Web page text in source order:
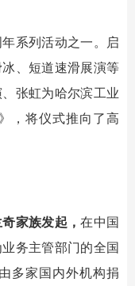
系列活动之一。启
、短道速滑展演等
张虹为哈尔滨工业
，将仪式推向了高
家族发起，在中国
务主管部门的全国
多家国内外机构捐